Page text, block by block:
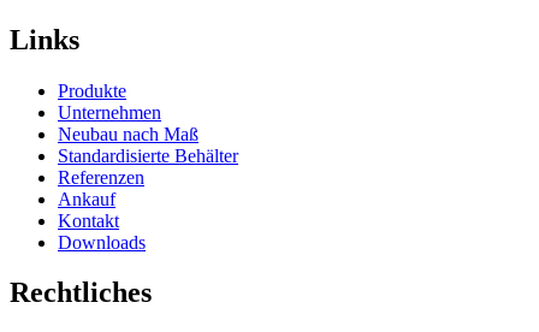
Links
Produkte
Unternehmen
Neubau nach Maß
Standardisierte Behälter
Referenzen
Ankauf
Kontakt
Downloads
Rechtliches